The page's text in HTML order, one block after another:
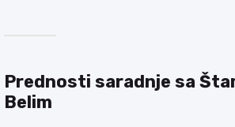
Prednosti saradnje sa
Belim